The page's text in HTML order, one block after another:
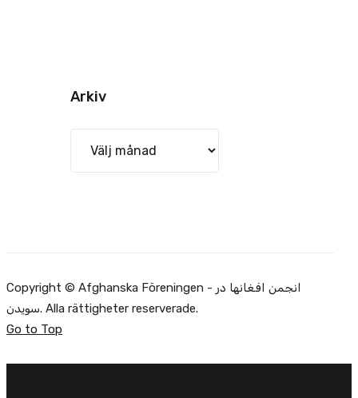
Arkiv
Copyright © Afghanska Föreningen - انجمن افغانها در
سویدن. Alla rättigheter reserverade.
Go to Top